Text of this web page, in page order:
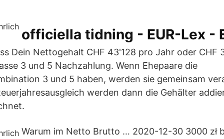
officiella tidning - EUR-Lex -
Dein Nettogehalt CHF 43'128 pro Jahr oder CHF
3 und 5 Nachzahlung. Wenn Ehepaare die
3 und 5 haben, werden sie gemeinsam
werden dann die Gehälter
Warum im Netto Brutto … 2020-12-30 3000 zł